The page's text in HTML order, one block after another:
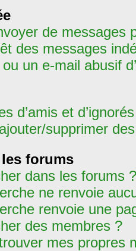
de messages
des messages
un e-mail abusif
d’amis et
supprimer
forums
dans les forums ?
ne renvoie
renvoie une
des membres ?
mes propres